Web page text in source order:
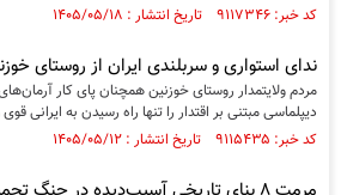
کد خبر: ۹۱۱۷۳۴۶ تاریخ انتشار : ۱۴۰۵/۰۵/۱۸
ندای استواری و سربلندی ایران از روستای
مردم ولایتمدار روستای خوزنین همچنان پای کار
دیپلماسی مبتنی بر اقتدار را تنها راه رسیدن به ایرانی
کد خبر: ۹۱۱۵۴۳۵ تاریخ انتشار : ۱۴۰۵/۰۵/۱۲